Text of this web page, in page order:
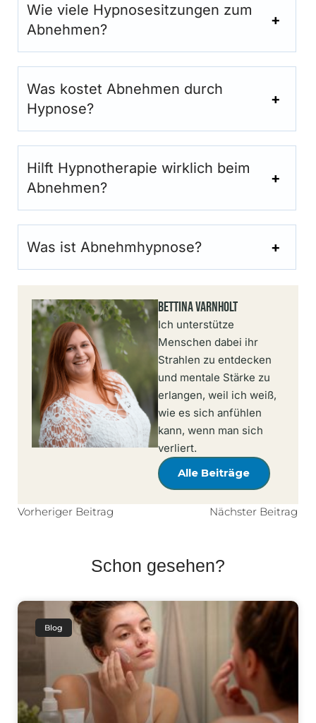
Wie viele Hypnosesitzungen zum
Abnehmen?
Was kostet Abnehmen durch
Hypnose?
Hilft Hypnotherapie wirklich beim
Abnehmen?
Was ist Abnehmhypnose?
Bettina Varnholt
Ich unterstütze
Menschen dabei ihr
Strahlen zu entdecken
und mentale Stärke zu
erlangen, weil ich weiß,
wie es sich anfühlen
kann, wenn man sich
verliert.
Alle Beiträge
Vorheriger Beitrag Nächster Beitrag
Schon gesehen?
Blog